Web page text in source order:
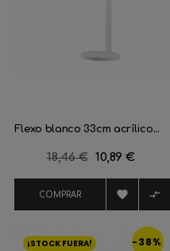
Flexo blanco 33cm acrílico...
Precio
18,46 € Precio
10,89 €
COMPRAR  
-38%
¡STOCK FUERA!